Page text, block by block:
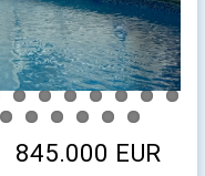
845.000 EUR